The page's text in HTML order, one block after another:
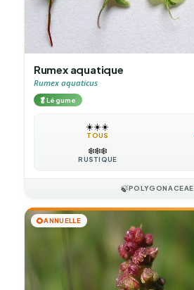
Rumex aquatique
Rumex aquaticus
🥬Légume
☀️☀️☀️
TOUS
❄️❄️❄️
RUSTIQUE
🍃POLYGONACEAE
🌻ANNUELLE